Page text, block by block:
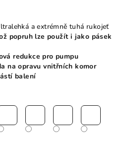
a extrémně tuhá rukojeť
popruh lze použít i jako pásek
redukce pro pumpu
na opravu vnitřních komor
balení